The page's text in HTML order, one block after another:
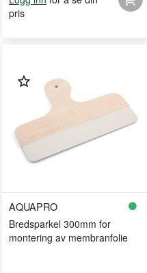
pris
AQUAPRO
Bredsparkel 300mm for
montering av membranfolie